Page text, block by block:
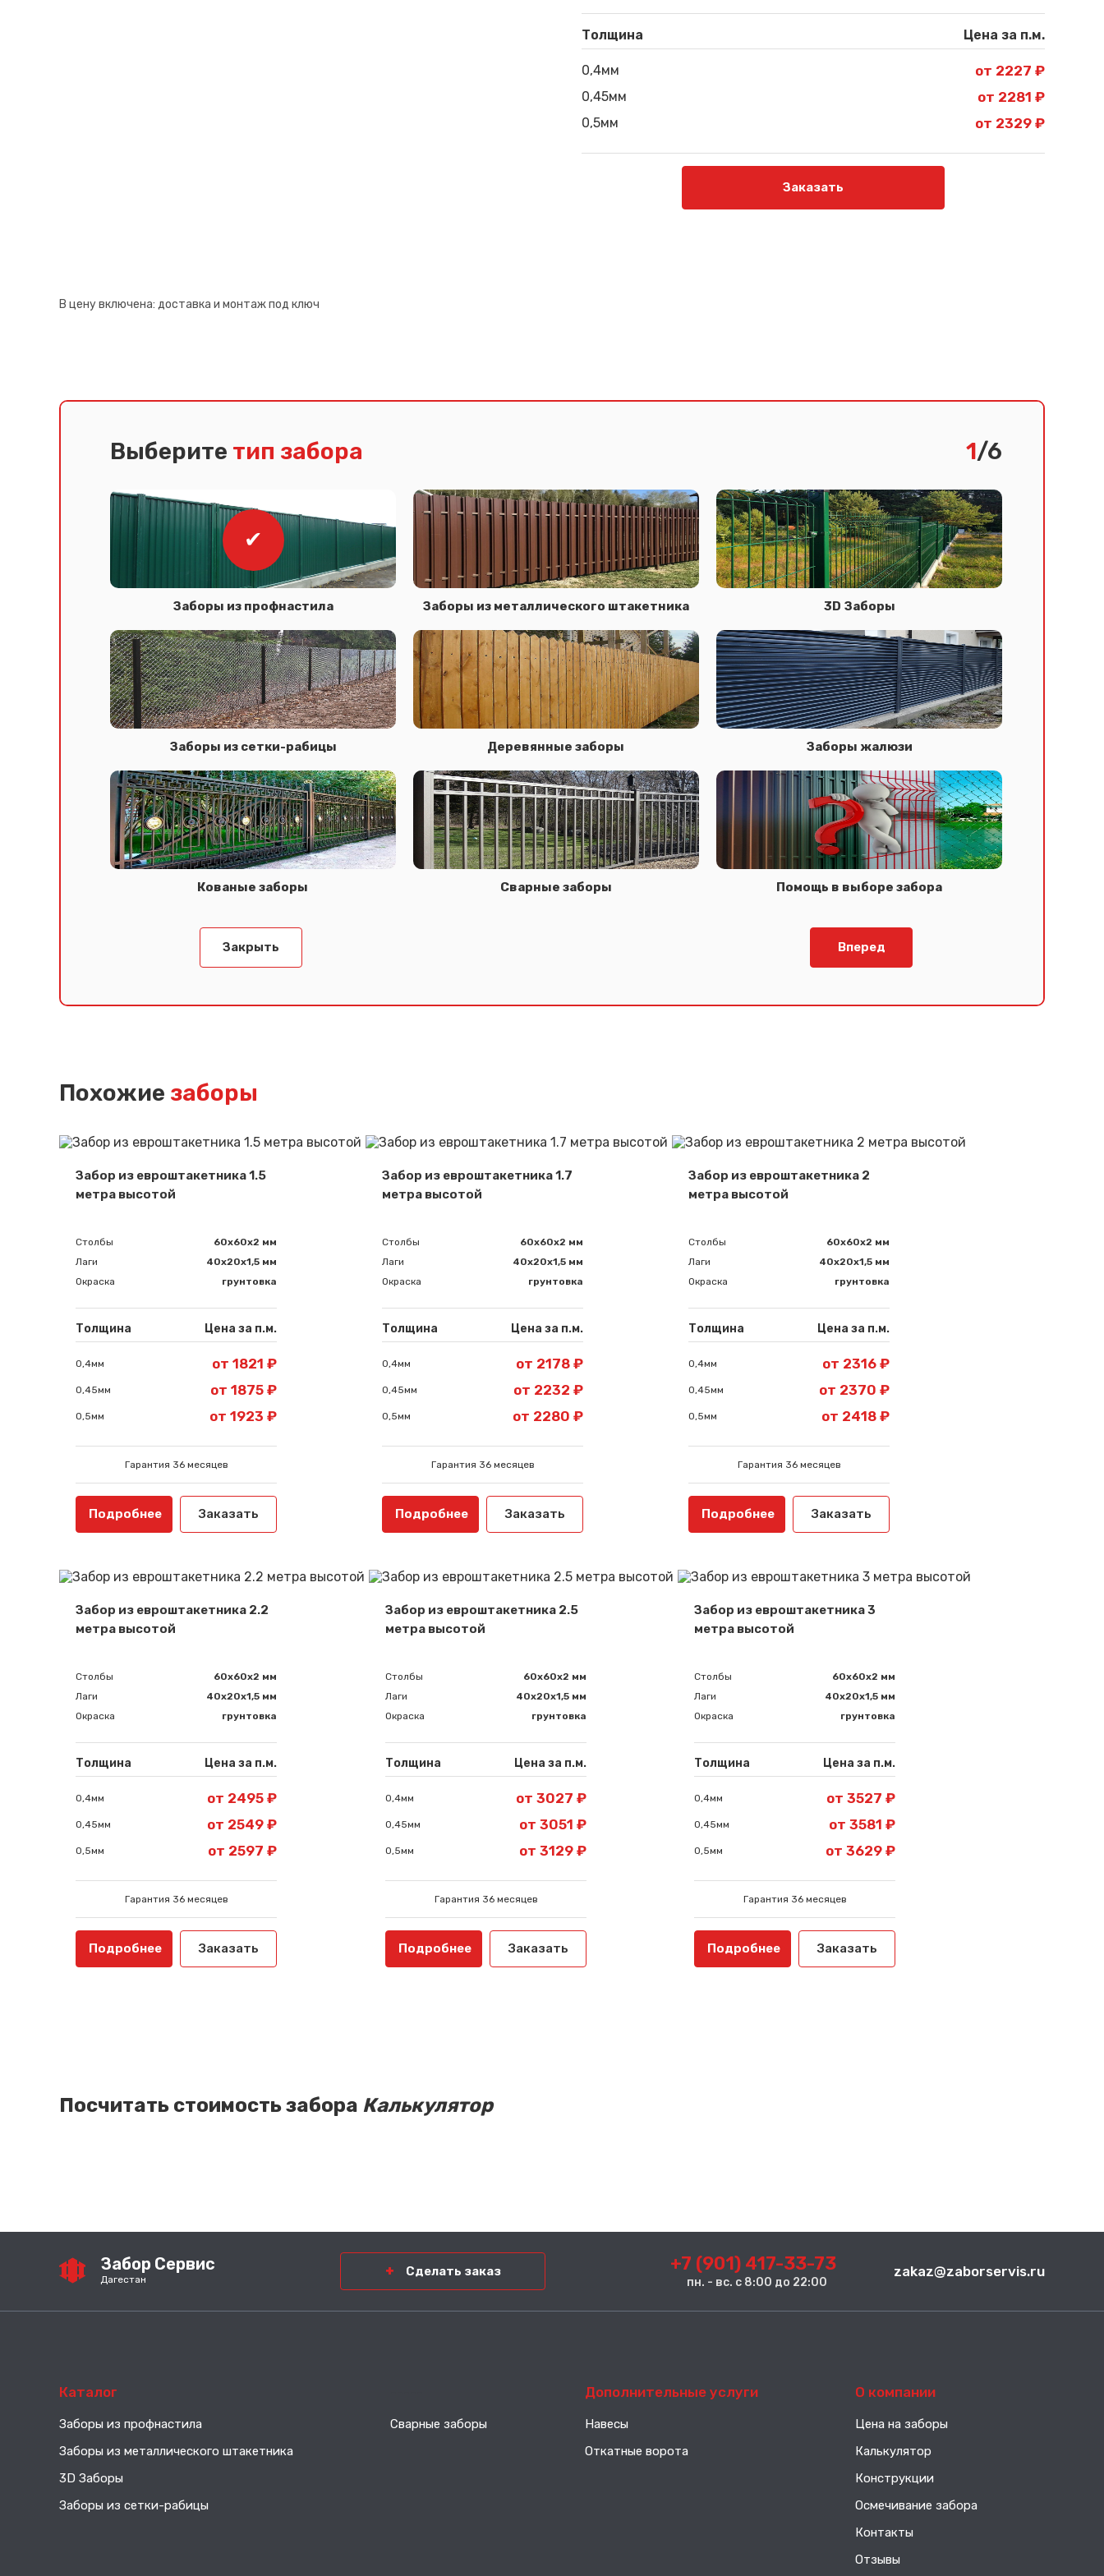
Толщина Цена за п.м.
0,4мм от 2227 ₽
0,45мм от 2281 ₽
0,5мм от 2329 ₽
Заказать
В цену включена: доставка и монтаж под ключ
Выберите тип забора 1/6
Заборы из профнастила Заборы из металлического штакетника 3D Заборы
Заборы из сетки-рабицы Деревянные заборы Заборы жалюзи
Кованые заборы Сварные заборы Помощь в выборе забора
Закрыть Вперед
Похожие заборы
Забор из евроштакетника 1.5
метра высотой
Столбы
60х60х2 мм
Лаги
40х20х1,5 мм
Окраска
грунтовка
Толщина Цена за п.м.
0,4мм от 1821 ₽
0,45мм от 1875 ₽
0,5мм от 1923 ₽
Гарантия 36 месяцев
Подробнее Заказать
Забор из евроштакетника 1.7
метра высотой
Столбы
60х60х2 мм
Лаги
40х20х1,5 мм
Окраска
грунтовка
Толщина Цена за п.м.
0,4мм от 2178 ₽
0,45мм от 2232 ₽
0,5мм от 2280 ₽
Гарантия 36 месяцев
Подробнее Заказать
Забор из евроштакетника 2
метра высотой
Столбы
60х60х2 мм
Лаги
40х20х1,5 мм
Окраска
грунтовка
Толщина Цена за п.м.
0,4мм от 2316 ₽
0,45мм от 2370 ₽
0,5мм от 2418 ₽
Гарантия 36 месяцев
Подробнее Заказать
Забор из евроштакетника 2.2
метра высотой
Столбы
60х60х2 мм
Лаги
40х20х1,5 мм
Окраска
грунтовка
Толщина Цена за п.м.
0,4мм от 2495 ₽
0,45мм от 2549 ₽
0,5мм от 2597 ₽
Гарантия 36 месяцев
Подробнее Заказать
Забор из евроштакетника 2.5
метра высотой
Столбы
60х60х2 мм
Лаги
40х20х1,5 мм
Окраска
грунтовка
Толщина Цена за п.м.
0,4мм от 3027 ₽
0,45мм от 3051 ₽
0,5мм от 3129 ₽
Гарантия 36 месяцев
Подробнее Заказать
Забор из евроштакетника 3
метра высотой
Столбы
60х60х2 мм
Лаги
40х20х1,5 мм
Окраска
грунтовка
Толщина Цена за п.м.
0,4мм от 3527 ₽
0,45мм от 3581 ₽
0,5мм от 3629 ₽
Гарантия 36 месяцев
Подробнее Заказать
Посчитать стоимость забора Калькулятор
Забор Сервис
Дагестан
Сделать заказ +7 (901) 417-33-73
пн. - вс. с 8:00 до 22:00
zakaz@zaborservis.ru
Каталог
Заборы из профнастила
Заборы из металлического штакетника
3D Заборы
Заборы из сетки-рабицы
Сварные заборы
Дополнительные услуги
Навесы
Откатные ворота
О компании
Цена на заборы
Калькулятор
Конструкции
Осмечивание забора
Контакты
Отзывы
Сообщение успешно отправлено
Спасибо за обращение, наш специалист свяжется с Вами.